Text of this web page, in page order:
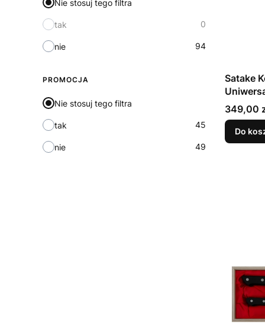
Nie stosuj tego filtra
tak 0
nie 94
PROMOCJA
Nie stosuj tego filtra
tak 45
nie 49
Satake
cm
Cena
349,00
Do